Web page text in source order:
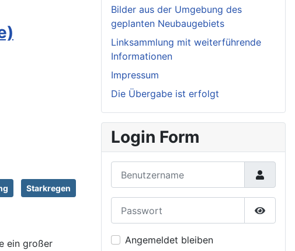
Starkregen
ein großer
Bilder aus der Umgebung des
geplanten Neubaugebiets
Linksammlung mit weiterführende
Informationen
Impressum
Die Übergabe ist erfolgt
Login Form
Angemeldet bleiben